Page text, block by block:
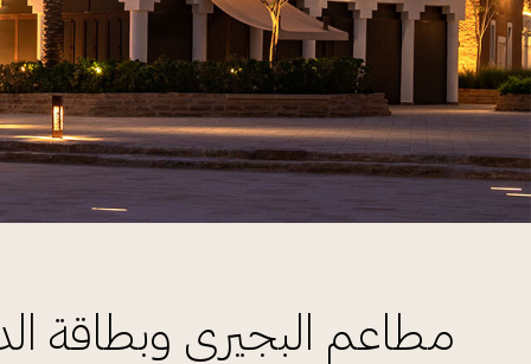
مطاعم البجيري وبطاقة